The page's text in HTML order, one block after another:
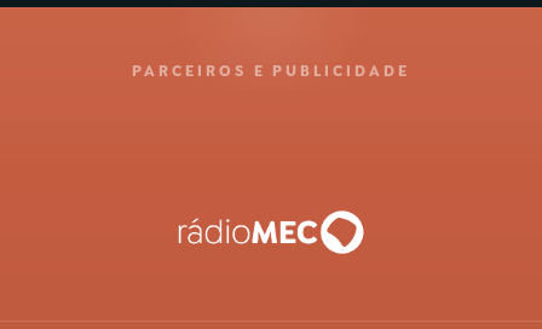
PARCEIROS E PUBLICIDADE